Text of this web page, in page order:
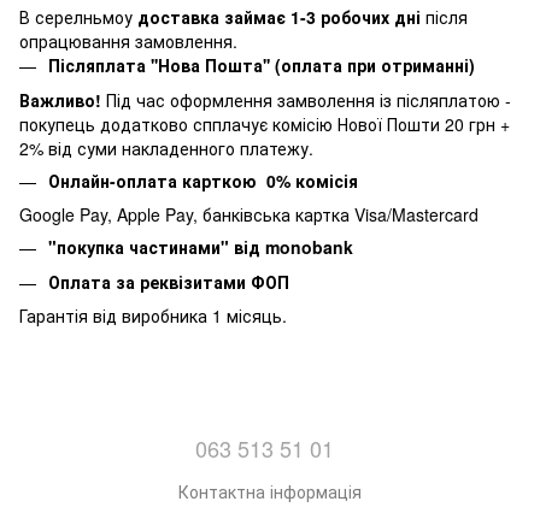
В серелньмоу доставка займає 1-3 робочих дні після
опрацювання замовлення.
Післяплата ''Нова Пошта'' (оплата при отриманні)
Важливо! Під час оформлення замволення із післяплатою -
покупець додатково спплачує комісію Нової Пошти 20 грн +
2% від суми накладенного платежу.
Онлайн-оплата карткою 0% комісія
Google Pay, Apple Pay, банківська картка Visa/Mastercard
"покупка частинами" від monobank
Оплата за реквізитами ФОП
Гарантія від виробника 1 місяць.
063 513 51 01
Контактна інформація